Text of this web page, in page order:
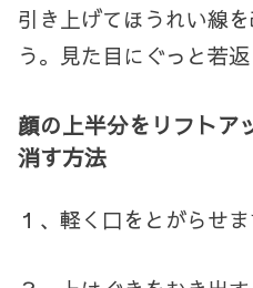
引き上げてほうれい線
う。見た目にぐっと若返
顔の上半分をリフトア
消す方法
１、軽く口をとがらせま